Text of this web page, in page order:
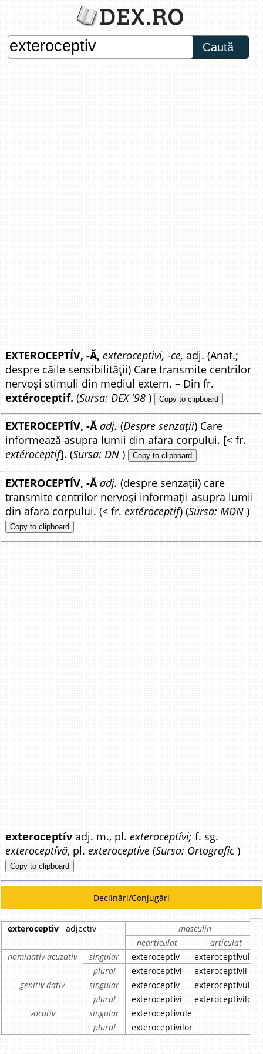
Caută
EXTEROCEPTÍV, -Ă, exteroceptivi, -ce, adj. (Anat.;
despre căile sensibilității) Care transmite centrilor
nervoși stimuli din mediul extern. – Din fr.
extéroceptif. (Sursa: DEX '98 ) Copy to clipboard
EXTEROCEPTÍV, -Ă adj. (Despre senzații) Care
informează asupra lumii din afara corpului. [< fr.
extéroceptif]. (Sursa: DN ) Copy to clipboard
EXTEROCEPTÍV, -Ă adj. (despre senzații) care
transmite centrilor nervoși informații asupra lumii
din afara corpului. (< fr.extéroceptif) (Sursa: MDN )
Copy to clipboard
exteroceptívadj. m., pl.exteroceptívi; f. sg.
exteroceptívă, pl.exteroceptíve (Sursa: Ortografic)
Copy to clipboard
Declinări/Conjugări
exteroceptiv adjectiv
masculin
nearticulat
articulat
nominativ-acuzativ
singular exteroceptiv exteroceptivul
plural
exteroceptivi exteroceptivii
genitiv-dativ
singular exteroceptiv exteroceptivului
plural
exteroceptivi exteroceptivilor
vocativ
singular exteroceptivule
plural
exteroceptivilor